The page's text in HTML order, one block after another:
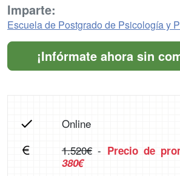
Imparte:
Escuela de Postgrado de Psicología y
¡Infórmate ahora sin
Online
1.520€- Precio de
380€